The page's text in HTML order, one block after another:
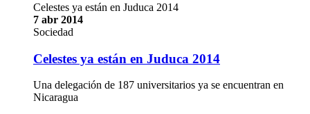
Celestes ya están en Juduca 2014
7 abr 2014
Sociedad
Celestes ya están en Juduca 2014
Una delegación de 187 universitarios ya se encuentran en
Nicaragua